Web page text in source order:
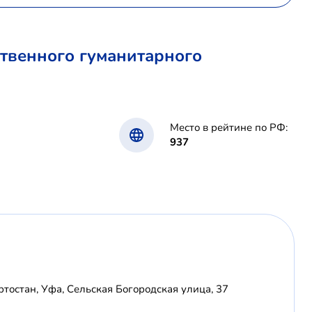
гуманитарного
Место в рейтине по РФ:
937
Уфа, Сельская Богородская улица, 37